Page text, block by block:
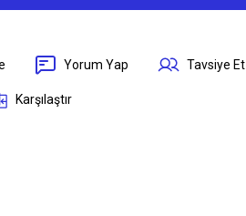
Yorum Yap Tavsiye Et
Karşılaştır